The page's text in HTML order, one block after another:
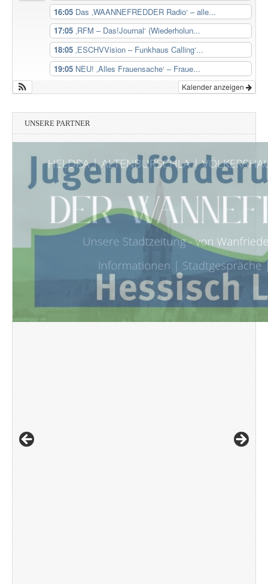
16:05 Das ‚WAANNEFREDDER Radio‘ – alle...
17:05 ‚RFM – Das!Journal‘ (Wiederholun...
18:05 ‚ESCHVVision – Funkhaus Calling‘...
19:05 NEU! ‚Alles Frauensache‘ – Fraue...
Kalender anzeigen
UNSERE PARTNER